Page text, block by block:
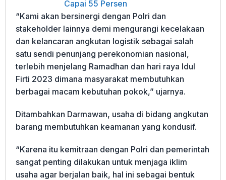
Capai 55 Persen
“Kami akan bersinergi dengan Polri dan
stakeholder lainnya demi mengurangi kecelakaan
dan kelancaran angkutan logistik sebagai salah
satu sendi penunjang perekonomian nasional,
terlebih menjelang Ramadhan dan hari raya Idul
Firti 2023 dimana masyarakat membutuhkan
berbagai macam kebutuhan pokok,” ujarnya.
Ditambahkan Darmawan, usaha di bidang angkutan
barang membutuhkan keamanan yang kondusif.
“Karena itu kemitraan dengan Polri dan pemerintah
sangat penting dilakukan untuk menjaga iklim
usaha agar berjalan baik, hal ini sebagai bentuk